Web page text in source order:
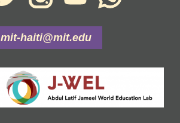
mit-haiti@mit.edu